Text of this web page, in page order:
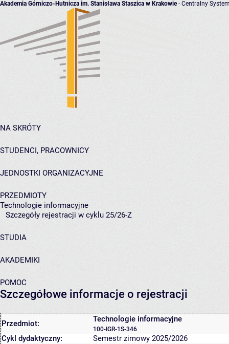
Akademia Górniczo-Hutnicza im. Stanisława Staszica w Krakowie- Centralny
NA SKRÓTY
STUDENCI, PRACOWNICY
JEDNOSTKI ORGANIZACYJNE
PRZEDMIOTY
Technologie informacyjne
Szczegóły rejestracji w cyklu 25/26-Z
STUDIA
AKADEMIKI
POMOC
Szczegółowe informacje o rejestracji
Przedmiot: Technologie informacyjne
100-IGR-1S-346
Cykl dydaktyczny: Semestr zimowy 2025/2026